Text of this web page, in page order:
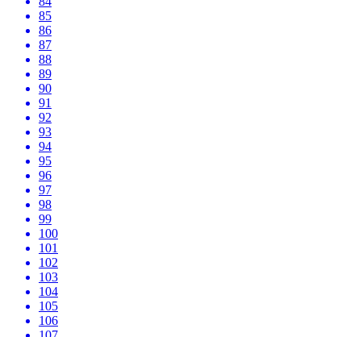
85
86
87
88
89
90
91
92
93
94
95
96
97
98
99
100
101
102
103
104
105
106